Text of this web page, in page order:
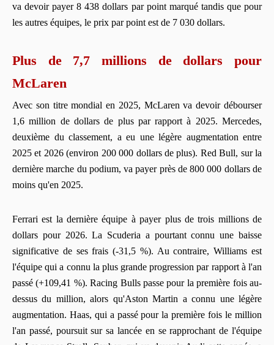
va devoir payer 8 438 dollars par point marqué tandis que pour
les autres équipes, le prix par point est de 7 030 dollars.
Plus de 7,7 millions de dollars pour
McLaren
Avec son titre mondial en 2025, McLaren va devoir débourser
1,6 million de dollars de plus par rapport à 2025. Mercedes,
deuxième du classement, a eu une légère augmentation entre
2025 et 2026 (environ 200 000 dollars de plus). Red Bull, sur la
dernière marche du podium, va payer près de 800 000 dollars de
moins qu'en 2025.
Ferrari est la dernière équipe à payer plus de trois millions de
dollars pour 2026. La Scuderia a pourtant connu une baisse
significative de ses frais (-31,5 %). Au contraire, Williams est
l'équipe qui a connu la plus grande progression par rapport à l'an
passé (+109,41 %). Racing Bulls passe pour la première fois au-
dessus du million, alors qu'Aston Martin a connu une légère
augmentation. Haas, qui a passé pour la première fois le million
l'an passé, poursuit sur sa lancée en se rapprochant de l'équipe